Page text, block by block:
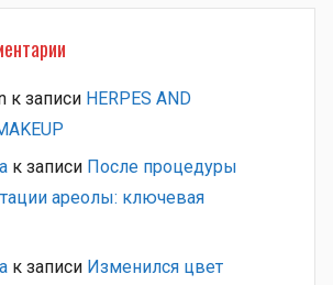
к записи HERPES AND
к записи После процедуры
ареолы: ключевая
к записи Изменился цвет